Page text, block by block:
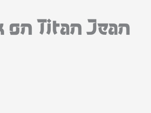
Titan Jean